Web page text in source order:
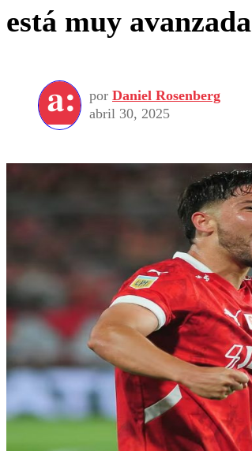
está muy avanzada
por Daniel Rosenberg
abril 30, 2025